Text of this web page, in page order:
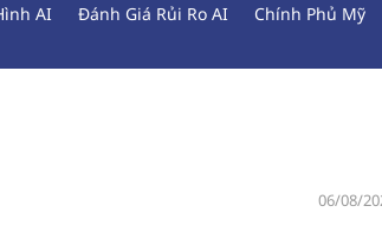
AI Đánh Giá Rủi Ro AI
Chính Phủ Mỹ
06/08/